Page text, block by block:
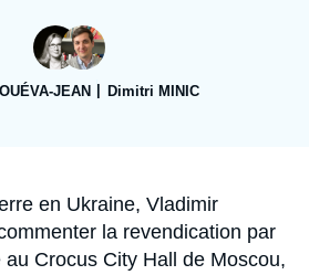
Nous soutenir
Proche-Orient
JEAN Dimitri MINIC
en Ukraine, Vladimir
la revendication par
au Crocus City Hall de Moscou,